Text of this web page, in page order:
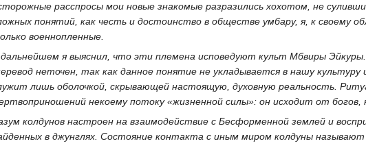
расспросы мои новые знакомые разразились хохотом, не
понятий, как честь и достоинство в обществе умбару, я, к своему
военнопленные.
я выяснил, что эти племена исповедуют культ Мбвиры
неточен, так как данное понятие не укладывается в нашу
лишь оболочкой, скрывающей настоящую, духовную реальность.
некоему потоку «жизненной силы»: он исходит от
колдунов настроен на взаимодействие с Бесформенной землей и
в джунглях. Состояние контакта с иным миром колдуны